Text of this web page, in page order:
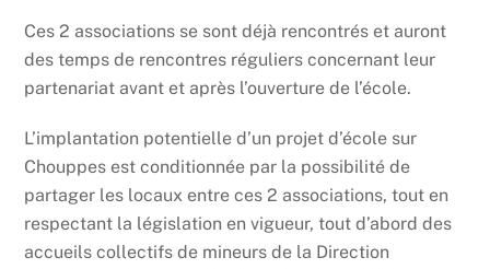
Ces 2 associations se sont déjà rencontrés et auront
des temps de rencontres réguliers concernant leur
partenariat avant et après l’ouverture de l’école.
L’implantation potentielle d’un projet d’école sur
Chouppes est conditionnée par la possibilité de
partager les locaux entre ces 2 associations, tout en
respectant la législation en vigueur, tout d’abord des
accueils collectifs de mineurs de la Direction